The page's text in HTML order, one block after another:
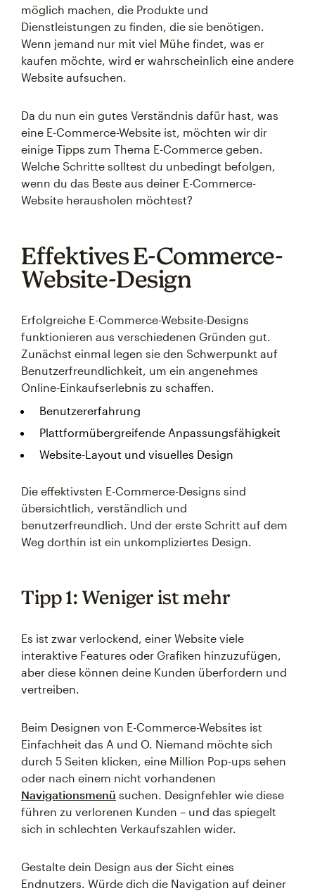
möglich machen, die Produkte und
Dienstleistungen zu finden, die sie benötigen.
Wenn jemand nur mit viel Mühe findet, was er
kaufen möchte, wird er wahrscheinlich eine andere
Website aufsuchen.
Da du nun ein gutes Verständnis dafür hast, was
eine E-Commerce-Website ist, möchten wir dir
einige Tipps zum Thema E-Commerce geben.
Welche Schritte solltest du unbedingt befolgen,
wenn du das Beste aus deiner E-Commerce-
Website herausholen möchtest?
Effektives E-Commerce-
Website-Design
Erfolgreiche E-Commerce-Website-Designs
funktionieren aus verschiedenen Gründen gut.
Zunächst einmal legen sie den Schwerpunkt auf
Benutzerfreundlichkeit, um ein angenehmes
Online-Einkaufserlebnis zu schaffen.
Benutzererfahrung
Plattformübergreifende Anpassungsfähigkeit
Website-Layout und visuelles Design
Die effektivsten E-Commerce-Designs sind
übersichtlich, verständlich und
benutzerfreundlich. Und der erste Schritt auf dem
Weg dorthin ist ein unkompliziertes Design.
Tipp 1: Weniger ist mehr
Es ist zwar verlockend, einer Website viele
interaktive Features oder Grafiken hinzuzufügen,
aber diese können deine Kunden überfordern und
vertreiben.
Beim Designen von E-Commerce-Websites ist
Einfachheit das A und O. Niemand möchte sich
durch 5 Seiten klicken, eine Million Pop-ups sehen
oder nach einem nicht vorhandenen
Navigationsmenü suchen. Designfehler wie diese
führen zu verlorenen Kunden – und das spiegelt
sich in schlechten Verkaufszahlen wider.
Gestalte dein Design aus der Sicht eines
Endnutzers. Würde dich die Navigation auf deiner